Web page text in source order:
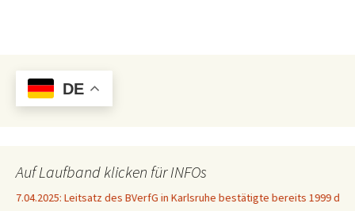
DE
Auf Laufband klicken für INFOs
des BVerfG in Karlsruhe bestätigte bereits 1999 die Unvereinbarkeit